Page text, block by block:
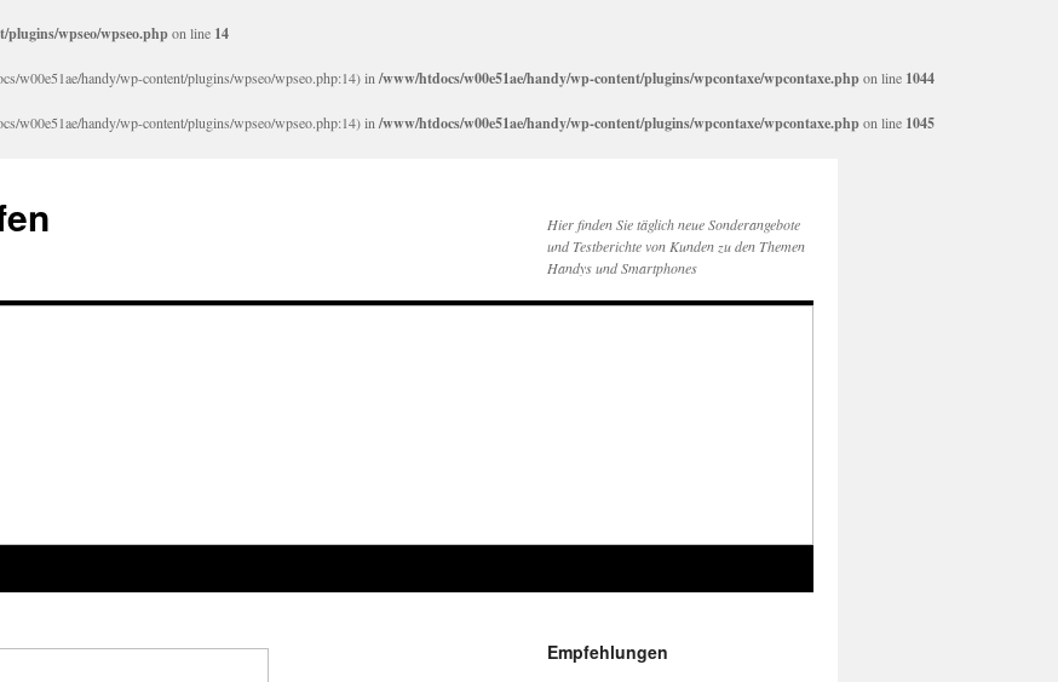
plugins/wpseo/wpseo.phpon line 14
w00e51ae/handy/wp-content/plugins/wpseo/wpseo.php:14) in /www/htdocs/w00e51ae/handy/wp-content/plugins/wpcontaxe/wpcontaxe.phpon line 1044
w00e51ae/handy/wp-content/plugins/wpseo/wpseo.php:14) in /www/htdocs/w00e51ae/handy/wp-content/plugins/wpcontaxe/wpcontaxe.phpon line 1045
Hier finden Sie täglich neue Sonderangebote
und Testberichte von Kunden zu den Themen
Handys und Smartphones
Empfehlungen